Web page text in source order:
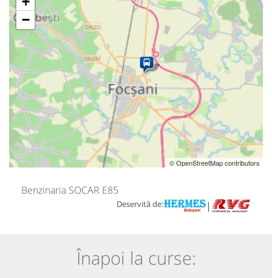
−
© OpenStreetMap contributors
Benzinaria SOCAR E85
Deservită de: |
Înapoi la curse: